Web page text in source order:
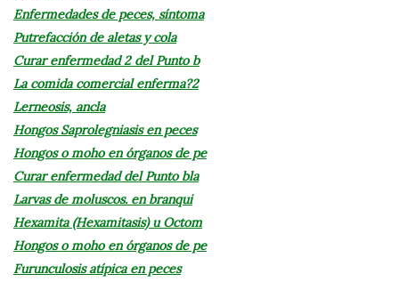
Enfermedades de peces, síntoma
Putrefacción de aletas y cola
Curar enfermedad 2 del Punto b
La comida comercial enferma?2
Lerneosis, ancla
Hongos Saprolegniasis en peces
Hongos o moho en órganos de pe
Curar enfermedad del Punto bla
Larvas de moluscos. en branqui
Hexamita (Hexamitasis) u Octom
Hongos o moho en órganos de pe
Furunculosis atípica en peces